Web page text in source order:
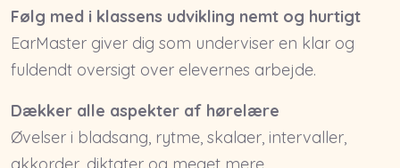
Følg med i klassens udvikling nemt og hurtigt
EarMaster giver dig som underviser en klar og
fuldendt oversigt over elevernes arbejde.
Dækker alle aspekter af hørelære
Øvelser i bladsang, rytme, skalaer, intervaller,
akkorder, diktater og meget mere.